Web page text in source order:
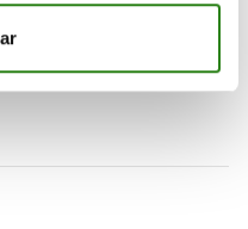
Wealth Management